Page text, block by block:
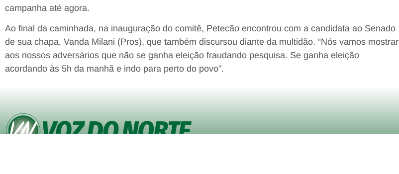
campanha até agora.
Ao final da caminhada, na inauguração do comitê, Petecão encontrou com a candidata ao Senado
de sua chapa, Vanda Milani (Pros), que também discursou diante da multidão. “Nós vamos mostrar
aos nossos adversários que não se ganha eleição fraudando pesquisa. Se ganha eleição
acordando às 5h da manhã e indo para perto do povo”.